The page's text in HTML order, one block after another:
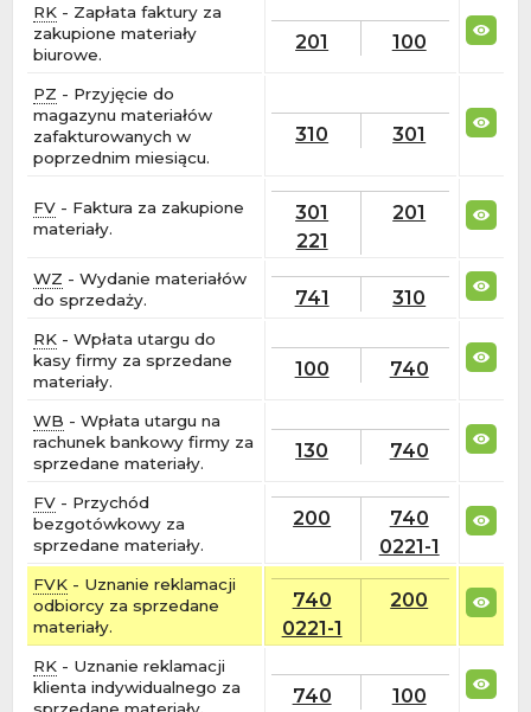
RK - Zapłata faktury za
zakupione materiały
biurowe.
201 100
PZ - Przyjęcie do
magazynu materiałów
zafakturowanych w
poprzednim miesiącu.
310 301
FV - Faktura za zakupione
materiały.
301
221
201
WZ - Wydanie materiałów
do sprzedaży.
741 310
RK - Wpłata utargu do
kasy firmy za sprzedane
materiały.
100 740
WB - Wpłata utargu na
rachunek bankowy firmy za
sprzedane materiały.
130 740
FV - Przychód
bezgotówkowy za
sprzedane materiały.
200
740
0221-1
FVK - Uznanie reklamacji
odbiorcy za sprzedane
materiały.
740
0221-1
200
RK - Uznanie reklamacji
klienta indywidualnego za
740 100